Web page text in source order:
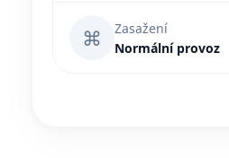
⌘
Zasažení
Normální provoz